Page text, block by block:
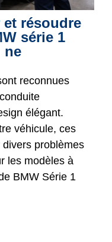
résoudre
série 1
ne
reconnues
élégant.
véhicule, ces
problèmes
les modèles à
BMW Série 1